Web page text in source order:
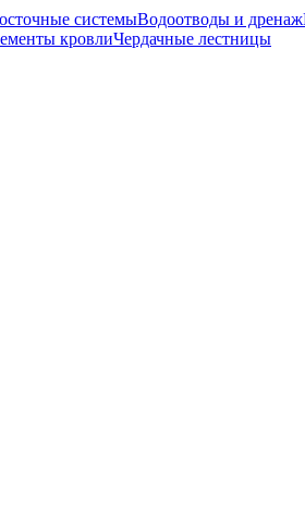
системыВодоотводы и дренаж
кровлиЧердачные лестницы